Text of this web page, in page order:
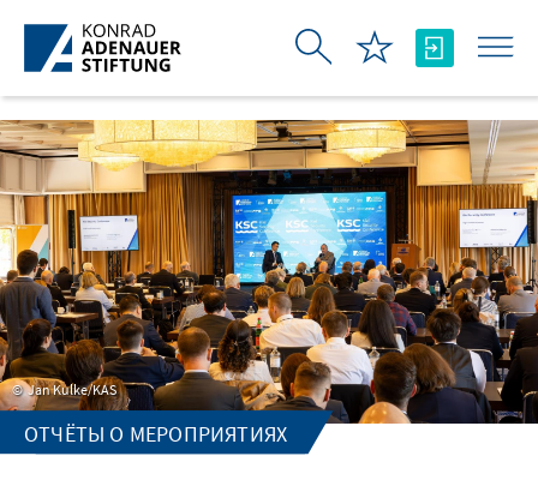
Skip to Main Content
Jan Kulke/KAS
ОТЧЁТЫ О МЕРОПРИЯТИЯХ